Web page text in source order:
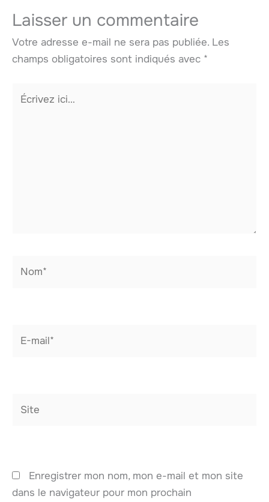
Laisser un commentaire
Votre adresse e-mail ne sera pas publiée. Les
champs obligatoires sont indiqués avec *
Écrivez
Enregistrer mon nom, mon e-mail et mon site
dans le navigateur pour mon prochain